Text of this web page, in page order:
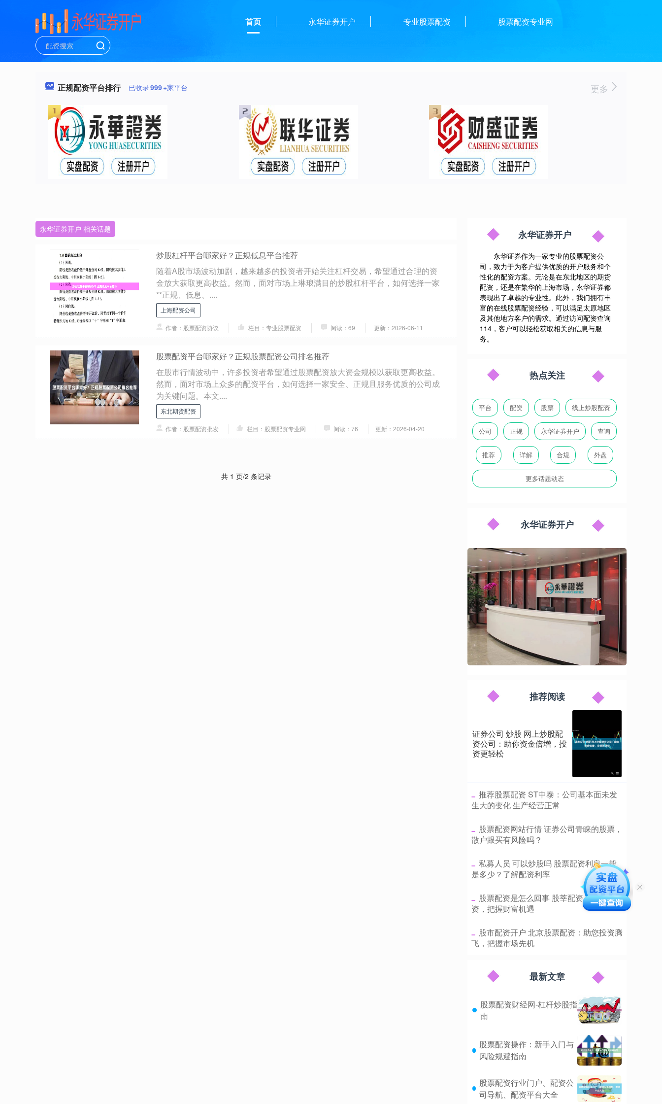
首页 永华证券开户 专业股票配资 股票配资专业网
正规配资平台排行 已收录999+家平台 更多
永华证券开户 相关话题
炒股杠杆平台哪家好？正规低息平台推荐
随着A股市场波动加剧，越来越多的投资者开始关注杠杆交易，希望通过合理的资
金放大获取更高收益。然而，面对市场上琳琅满目的炒股杠杆平台，如何选择一家
**正规、低息、....
上海配资公司
作者：股票配资协议 栏目：专业股票配资 阅读：69 更新：2026-06-11
股票配资平台哪家好？正规股票配资公司排名推荐
在股市行情波动中，许多投资者希望通过股票配资放大资金规模以获取更高收益。
然而，面对市场上众多的配资平台，如何选择一家安全、正规且服务优质的公司成
为关键问题。本文....
东北期货配资
作者：股票配资批发 栏目：股票配资专业网 阅读：76 更新：2026-04-20
共 1 页/2 条记录
永华证券开户
永华证券作为一家专业的股票配资公
司，致力于为客户提供优质的开户服务和个
性化的配资方案。无论是在东北地区的期货
配资，还是在繁华的上海市场，永华证券都
表现出了卓越的专业性。此外，我们拥有丰
富的在线股票配资经验，可以满足太原地区
及其他地方客户的需求。通过访问配资查询
114，客户可以轻松获取相关的信息与服
务。
热点关注
平台 配资 股票 线上炒股配资
公司 正规 永华证券开户 查询
推荐 详解 合规 外盘
更多话题动态
永华证券开户
推荐阅读
证券公司 炒股 网上炒股配
资公司：助你资金倍增，投
资更轻松
​推荐股票配资 ST中泰：公司基本面未发
生大的变化 生产经营正常
​股票配资网站行情 证券公司青睐的股票，
散户跟买有风险吗？
​私募人员 可以炒股吗 股票配资利息一般
是多少？了解配资利率
​股票配资是怎么回事 股莘配资：助力投
资，把握财富机遇
​股市配资开户 北京股票配资：助您投资腾
飞，把握市场先机
最新文章
股票配资财经网-杠杆炒股指
南
股票配资操作：新手入门与
风险规避指南
股票配资行业门户、配资公
司导航、配资平台大全